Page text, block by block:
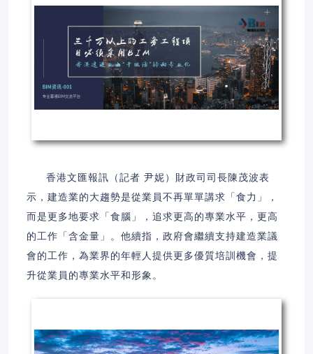
香港文匯報訊（記者 尹妮）財政司司長陳茂波表
示，建造業的大趨勢是從業員不再單單講求「食力」，
而是更多地要求「食腦」，追求更高的專業水平，更高
的工作「含金量」。他續指，政府會繼續支持建造業議
會的工作，為業界的年輕人提供更多優質培訓機會，提
升從業員的專業水平和形象。